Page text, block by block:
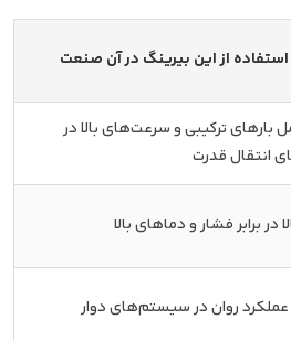
از این بیرینگ در آن صنعت
بارهای ترکیبی و سرعت‌های بالا در
انتقال قدرت
در برابر فشار و دماهای بالا
عملکرد روان در سیستم‌های دوار